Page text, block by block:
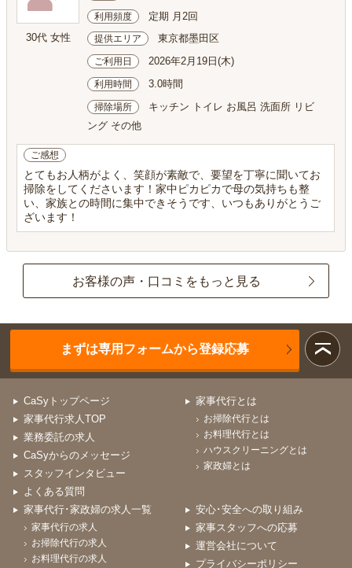
30代 女性
利用頻度 定期 月2回
提供エリア 東京都墨田区
ご利用日 2026年2月19日(木)
利用時間 3.0時間
掃除場所
キッチン トイレ お風呂 洗面所 リビ
ング その他
ご感想
とてもお人柄がよく、笑顔が素敵で、要望を丁寧に聞いてお
掃除をしてくださいます！家中ピカピカで母の気持ちも整
い、家族との時間に集中できそうです、いつもありがとうご
ざいます！
お客様の声・口コミをもっと見る
まずは専用フォームから登録応募
CaSyトップページ
家事代行求人TOP
業務委託の求人
CaSyからのメッセージ
スタッフインタビュー
よくある質問
家事代行とは
お掃除代行とは
お料理代行とは
ハウスクリーニングとは
家政婦とは
家事代行･家政婦の求人一覧
家事代行の求人
お掃除代行の求人
お料理代行の求人
安心･安全への取り組み
家事スタッフへの応募
運営会社について
プライバシーポリシー